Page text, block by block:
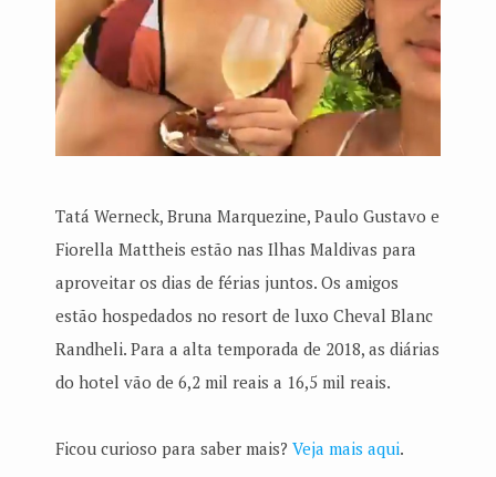
Tatá Werneck, Bruna Marquezine, Paulo Gustavo e
Fiorella Mattheis estão nas Ilhas Maldivas para
aproveitar os dias de férias juntos. Os amigos
estão hospedados no resort de luxo Cheval Blanc
Randheli. Para a alta temporada de 2018, as diárias
do hotel vão de 6,2 mil reais a 16,5 mil reais.
Ficou curioso para saber mais? Veja mais aqui.